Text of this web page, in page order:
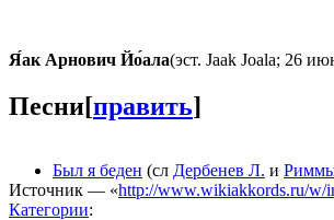
Я́ак Арнович Йо́ала(эст. Jaak Joala; 26
Песни[править]
Был я беден (сл Дербенев Л. и Риммы
Источник — «http://www.wikiakkords.ru/w/
Категории: